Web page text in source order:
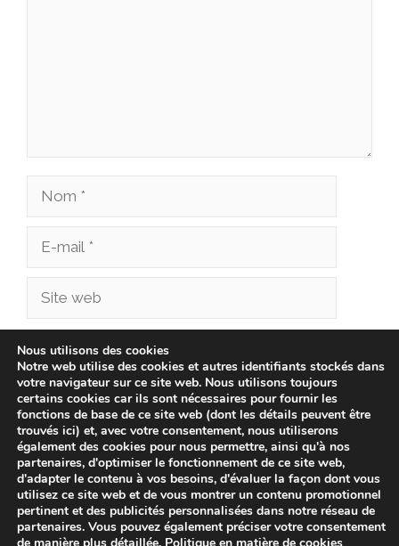
Nom
Site
Enregistrer mon nom, mon e-mail et mon site
dans le navigateur pour mon prochain
commentaire.
Nous utilisons des cookies
Notre web utilise des cookies et autres identifiants stockés dans
votre navigateur sur ce site web. Nous utilisons toujours
certains cookies car ils sont nécessaires pour fournir les
fonctions de base de ce site web (dont les détails peuvent être
trouvés ici) et, avec votre consentement, nous utiliserons
également des cookies pour nous permettre, ainsi qu'à nos
partenaires, d'optimiser le fonctionnement de ce site web,
d'adapter le contenu à vos besoins, d'évaluer la façon dont vous
utilisez ce site web et de vous montrer un contenu promotionnel
pertinent et des publicités personnalisées dans notre réseau de
partenaires. Vous pouvez également préciser votre consentement